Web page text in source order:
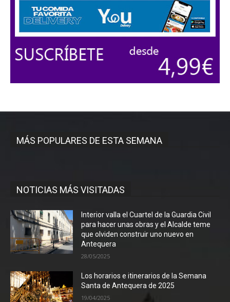
MÁS POPULARES DE ESTA SEMANA
NOTICIAS MÁS VISITADAS
Interior valla el Cuartel de la Guardia Civil
para hacer unas obras y el Alcalde teme
que olviden construir uno nuevo en
Antequera
28/05/2025
Los horarios e itinerarios de la Semana
Santa de Antequera de 2025
19/04/2025